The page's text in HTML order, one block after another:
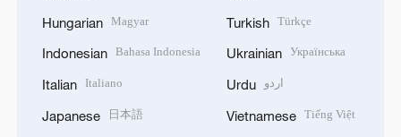
Hungarian Magyar
Indonesian Bahasa Indonesia
Italian Italiano
Japanese
日本語
Turkish Türkçe
Ukrainian Українська
Urdu اردو
Vietnamese Tiếng Việt